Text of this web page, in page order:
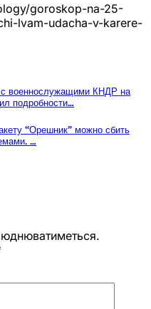
goroskop-na-25-
lvam-udacha-v-karere-
военнослужащими КНДР на
подробности…
“Орешник” можно сбить
…